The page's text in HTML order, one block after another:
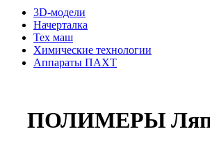
3D-модели
Начерталка
Тех маш
Химические технологии
Аппараты ПАХТ
ПОЛИМЕРЫ